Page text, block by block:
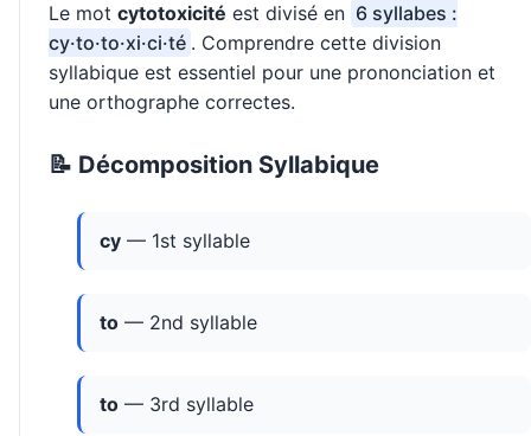
Le mot cytotoxicité est divisé en 6 syllabes :
cy·to·to·xi·ci·té . Comprendre cette division
syllabique est essentiel pour une prononciation et
une orthographe correctes.
📝 Décomposition Syllabique
cy — 1st syllable
to — 2nd syllable
to — 3rd syllable